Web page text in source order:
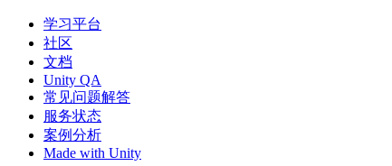
学习平台
社区
文档
Unity QA
常见问题解答
服务状态
案例分析
Made with Unity